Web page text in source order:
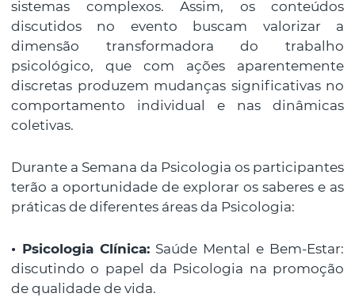
sistemas complexos. Assim, os conteúdos
discutidos no evento buscam valorizar a
dimensão transformadora do trabalho
psicológico, que com ações aparentemente
discretas produzem mudanças significativas no
comportamento individual e nas dinâmicas
coletivas.
Durante a Semana da Psicologia os participantes
terão a oportunidade de explorar os saberes e as
práticas de diferentes áreas da Psicologia:
• Psicologia Clínica: Saúde Mental e Bem-Estar:
discutindo o papel da Psicologia na promoção
de qualidade de vida.